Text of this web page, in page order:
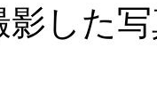
影した